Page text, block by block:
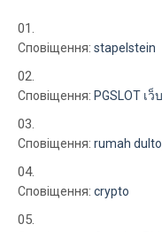
Сповіщення: stapelstein
Сповіщення: PGSLOT เ
Сповіщення: rumah
Сповіщення: crypto